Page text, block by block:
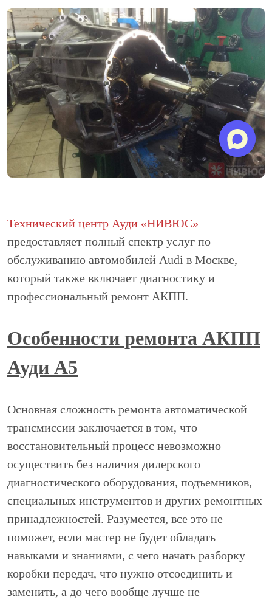
Технический центр Ауди «НИВЮС»
предоставляет полный спектр услуг по
обслуживанию автомобилей Audi в Москве,
который также включает диагностику и
профессиональный ремонт АКПП.
Особенности ремонта АКПП
Ауди А5
Основная сложность ремонта автоматической
трансмиссии заключается в том, что
восстановительный процесс невозможно
осуществить без наличия дилерского
диагностического оборудования, подъемников,
специальных инструментов и других ремонтных
принадлежностей. Разумеется, все это не
поможет, если мастер не будет обладать
навыками и знаниями, с чего начать разборку
коробки передач, что нужно отсоединить и
заменить, а до чего вообще лучше не